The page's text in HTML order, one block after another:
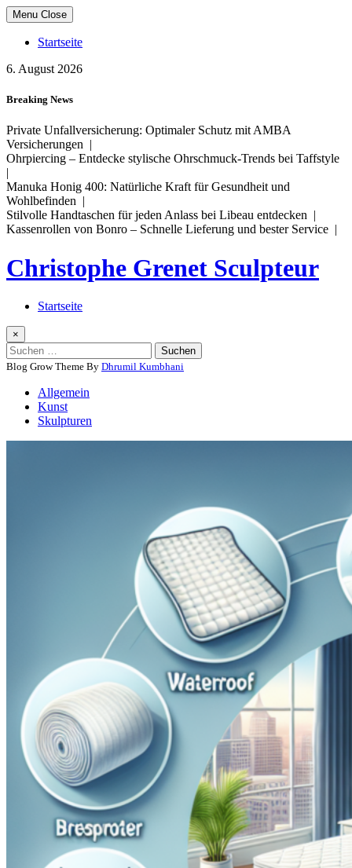
Skip
to
content
Menu Close
Startseite
6. August 2026
Breaking News
Private Unfallversicherung: Optimaler Schutz mit AMBA
Versicherungen |
Ohrpiercing – Entdecke stylische Ohrschmuck-Trends bei Taffstyle
|
Manuka Honig 400: Natürliche Kraft für Gesundheit und
Wohlbefinden |
Stilvolle Handtaschen für jeden Anlass bei Libeau entdecken |
Kassenrollen von Bonro – Schnelle Lieferung und bester Service |
Christophe Grenet Sculpteur
Startseite
×
Suchen
nach:
Blog Grow Theme By Dhrumil Kumbhani
Allgemein
Kunst
Skulpturen